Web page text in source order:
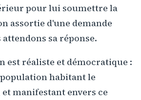
pour lui soumettre la
assortie d'une demande
sa réponse.
est réaliste et démocratique :
habitant le
manifestant envers ce